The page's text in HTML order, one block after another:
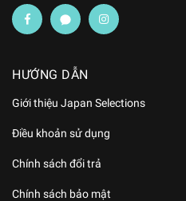
HƯỚNG DẪN
Giới thiệu Japan Selections
Điều khoản sử dụng
Chính sách đổi trả
Chính sách bảo mật